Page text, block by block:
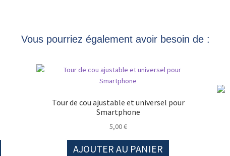
Vous pourriez également avoir besoin de :
Tour de cou ajustable et universel pour
Smartphone
5,00€
AJOUTER AU PANIER